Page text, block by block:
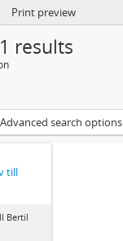
Print preview
results
Advanced search options
till
Bertil